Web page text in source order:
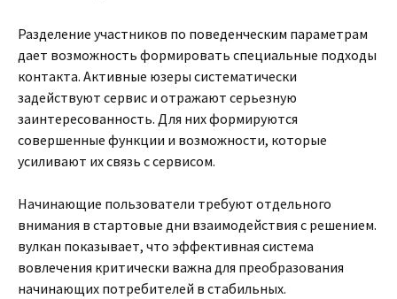
Разделение участников по поведенческим параметрам
дает возможность формировать специальные подходы
контакта. Активные юзеры систематически
задействуют сервис и отражают серьезную
заинтересованность. Для них формируются
совершенные функции и возможности, которые
усиливают их связь с сервисом.
Начинающие пользователи требуют отдельного
внимания в стартовые дни взаимодействия с решением.
вулкан показывает, что эффективная система
вовлечения критически важна для преобразования
начинающих потребителей в стабильных.